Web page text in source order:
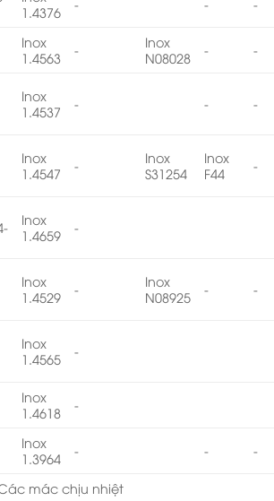
1.4376
- - -
Inox
1.4563
-
Inox
N08028
- -
Inox
1.4537
- - -
Inox
1.4547
-
Inox
S31254
Inox
F44
-
Inox
1.4659
-
Inox
1.4529
-
Inox
N08925
- -
Inox
1.4565
-
Inox
1.4618
-
Inox
1.3964
- - -
mác chịu nhiệt